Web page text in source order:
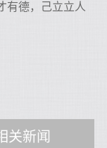
有德，己立立人
关新闻